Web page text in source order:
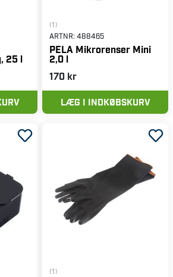
25 l
(1)
ARTNR: 488465
PELA Mikrorenser Mini
2,0 l
170 kr
LÆG I INDKØBSKURV
(1)